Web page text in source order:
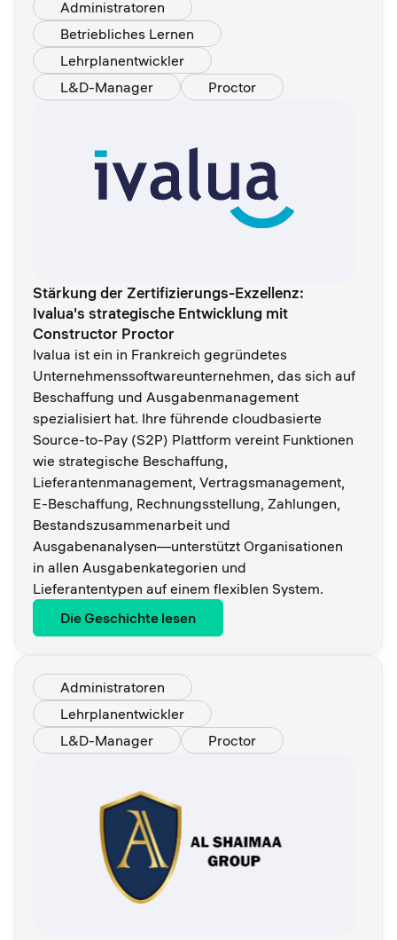
Administratoren
Betriebliches Lernen
Lehrplanentwickler
L&D-Manager
Proctor
Stärkung der Zertifizierungs-Exzellenz:
Ivalua's strategische Entwicklung mit
Constructor Proctor
Ivalua ist ein in Frankreich gegründetes
Unternehmenssoftwareunternehmen, das sich auf
Beschaffung und Ausgabenmanagement
spezialisiert hat. Ihre führende cloudbasierte
Source-to-Pay (S2P) Plattform vereint Funktionen
wie strategische Beschaffung,
Lieferantenmanagement, Vertragsmanagement,
E-Beschaffung, Rechnungsstellung, Zahlungen,
Bestandszusammenarbeit und
Ausgabenanalysen—unterstützt Organisationen
in allen Ausgabenkategorien und
Lieferantentypen auf einem flexiblen System.
Die Geschichte lesen
Administratoren
Lehrplanentwickler
L&D-Manager
Proctor